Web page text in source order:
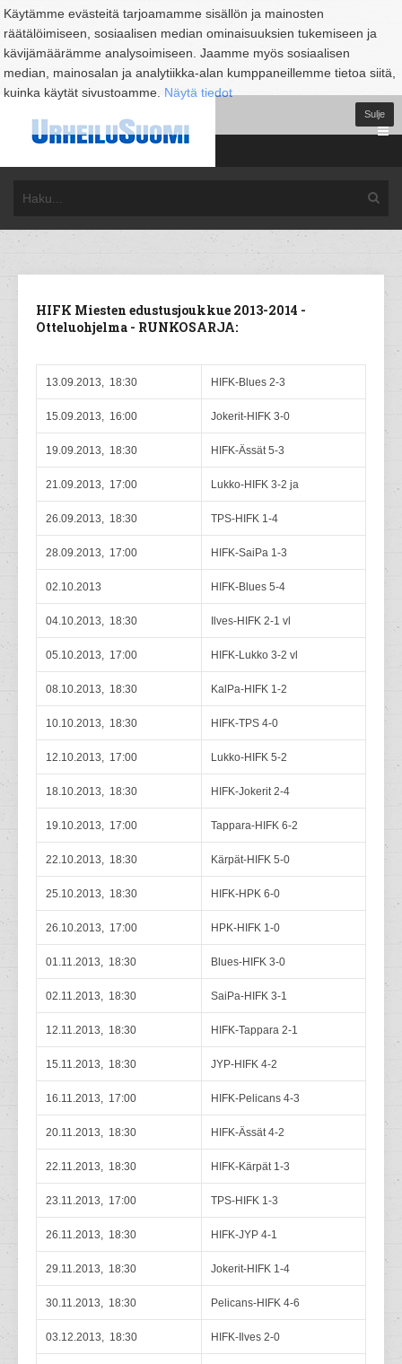
Käytämme evästeitä tarjoamamme sisällön ja mainosten
räätälöimiseen, sosiaalisen median ominaisuuksien tukemiseen ja
kävijämäärämme analysoimiseen. Jaamme myös sosiaalisen
median, mainosalan ja analytiikka-alan kumppaneillemme tietoa siitä,
kuinka käytät sivustoamme. Näytä tiedot
Sulje
HIFK Miesten edustusjoukkue 2013-2014 -
Otteluohjelma - RUNKOSARJA:
13.09.2013, 18:30 HIFK-Blues 2-3
15.09.2013, 16:00 Jokerit-HIFK 3-0
19.09.2013, 18:30 HIFK-Ässät 5-3
21.09.2013, 17:00 Lukko-HIFK 3-2 ja
26.09.2013, 18:30 TPS-HIFK 1-4
28.09.2013, 17:00 HIFK-SaiPa 1-3
02.10.2013 HIFK-Blues 5-4
04.10.2013, 18:30 Ilves-HIFK 2-1 vl
05.10.2013, 17:00 HIFK-Lukko 3-2 vl
08.10.2013, 18:30 KalPa-HIFK 1-2
10.10.2013, 18:30 HIFK-TPS 4-0
12.10.2013, 17:00 Lukko-HIFK 5-2
18.10.2013, 18:30 HIFK-Jokerit 2-4
19.10.2013, 17:00 Tappara-HIFK 6-2
22.10.2013, 18:30 Kärpät-HIFK 5-0
25.10.2013, 18:30 HIFK-HPK 6-0
26.10.2013, 17:00 HPK-HIFK 1-0
01.11.2013, 18:30 Blues-HIFK 3-0
02.11.2013, 18:30 SaiPa-HIFK 3-1
12.11.2013, 18:30 HIFK-Tappara 2-1
15.11.2013, 18:30 JYP-HIFK 4-2
16.11.2013, 17:00 HIFK-Pelicans 4-3
20.11.2013, 18:30 HIFK-Ässät 4-2
22.11.2013, 18:30 HIFK-Kärpät 1-3
23.11.2013, 17:00 TPS-HIFK 1-3
26.11.2013, 18:30 HIFK-JYP 4-1
29.11.2013, 18:30 Jokerit-HIFK 1-4
30.11.2013, 18:30 Pelicans-HIFK 4-6
03.12.2013, 18:30 HIFK-Ilves 2-0